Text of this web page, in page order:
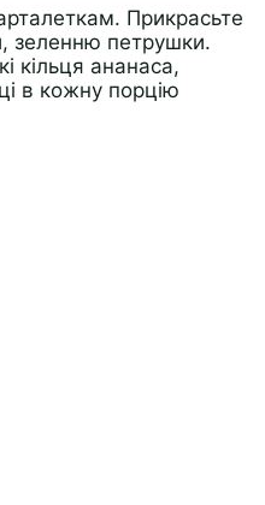
Прикрасьте
зеленню петрушки.
кільця ананаса,
в кожну порцію